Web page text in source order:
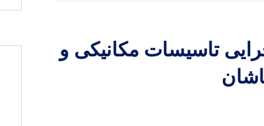
تاسیسات مکانیکی و